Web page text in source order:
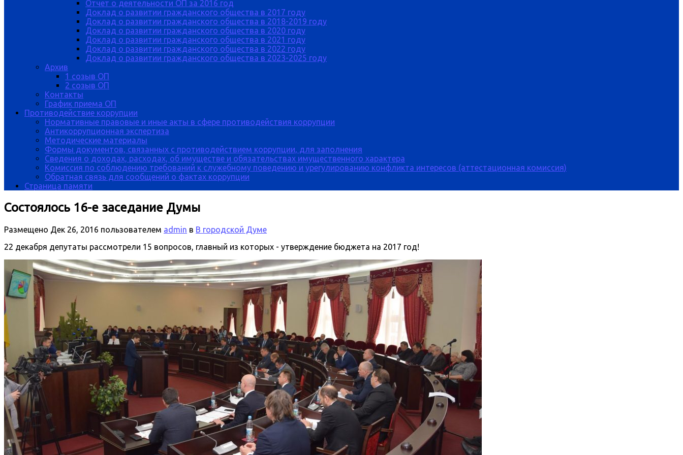
Отчет о деятельности ОП за 2016 год
Доклад о развитии гражданского общества в 2017 году
Доклад о развитии гражданского общества в 2018-2019 году
Доклад о развитии гражданского общества в 2020 году
Доклад о развитии гражданского общества в 2021 году
Доклад о развитии гражданского общества в 2022 году
Доклад о развитии гражданского общества в 2023-2025 году
Архив
1 созыв ОП
2 созыв ОП
Контакты
График приема ОП
Противодействие коррупции
Нормативные правовые и иные акты в сфере противодействия коррупции
Антикоррупционная экспертиза
Методические материалы
Формы документов, связанных с противодействием коррупции, для заполнения
Сведения о доходах, расходах, об имуществе и обязательствах имущественного характера
Комиссия по соблюдению требований к служебному поведению и урегулированию конфликта интересов (аттестационная комиссия)
Обратная связь для сообщений о фактах коррупции
Страница памяти
Состоялось 16-е заседание Думы
Размещено Дек 26, 2016 пользователем admin в В городской Думе
22 декабря депутаты рассмотрели 15 вопросов, главный из которых - утверждение бюджета на 2017 год!